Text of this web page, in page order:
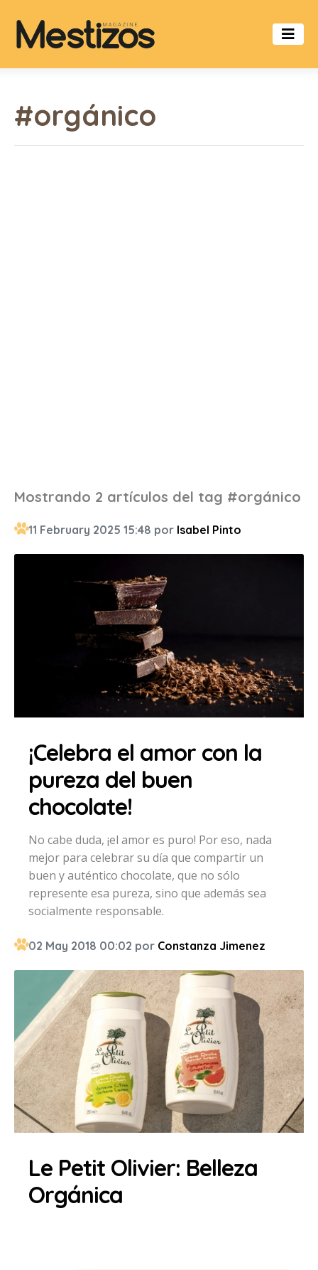
#orgánico
Mostrando 2 artículos del tag #orgánico
11 February 2025 15:48 por Isabel Pinto
¡Celebra el amor con la
pureza del buen
chocolate!
No cabe duda, ¡el amor es puro! Por eso, nada
mejor para celebrar su día que compartir un
buen y auténtico chocolate, que no sólo
represente esa pureza, sino que además sea
socialmente responsable.
02 May 2018 00:02 por Constanza Jimenez
Le Petit Olivier: Belleza
Orgánica